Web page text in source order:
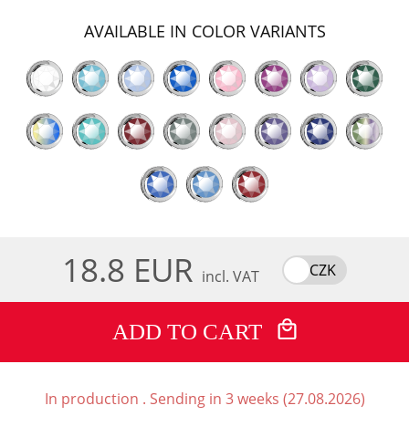
AVAILABLE IN COLOR VARIANTS
18.8 EUR incl. VAT CZK
ADD TO CART
In production . Sending in 3 weeks (27.08.2026)